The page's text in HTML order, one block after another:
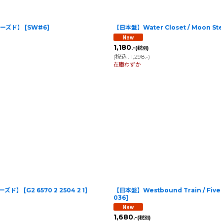
ド】 [SW#6] 【日本盤】Water Closet / Moon
1,180.-(税別)
(税込: 1,298.-)
在庫わずか
ド】 [G2 6570 2 2504 2 1]
【日本盤】Westbound Train /
036]
1,680.-(税別)